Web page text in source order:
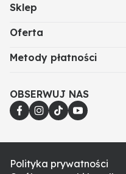
Sklep
Oferta
Metody płatności
OBSERWUJ NAS
Polityka prywatności